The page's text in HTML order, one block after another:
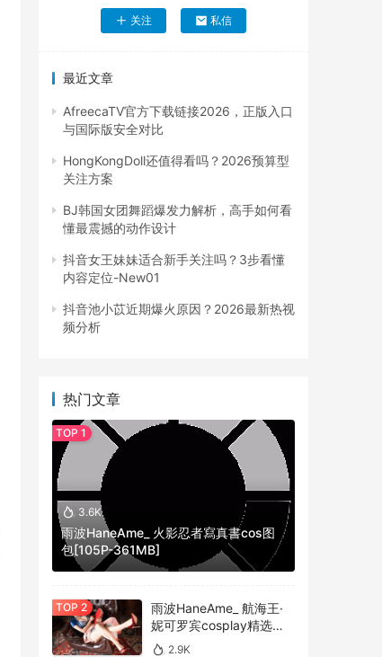
关注 私信
最近文章
AfreecaTV官方下载链接2026，正版入口
与国际版安全对比
HongKongDoll还值得看吗？2026预算型
关注方案
BJ韩国女团舞蹈爆发力解析，高手如何看
懂最震撼的动作设计
抖音女王妹妹适合新手关注吗？3步看懂
内容定位-New01
抖音池小苡近期爆火原因？2026最新热视
频分析
热门文章
3.6K
雨波HaneAme_ 火影忍者寫真書cos图
包[105P-361MB]
雨波HaneAme_ 航海王·
妮可罗宾cosplay精选作
品 [34P-134MB]
2.9K